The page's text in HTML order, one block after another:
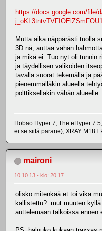
https://docs.google.com/file/
Mutta aika näppärästi tuolla
3D:nä, auttaa vähän
ja mikä ei. Tuo nyt oli tunnin
ja täydellisen valikoiden
tavalla suorat tekemällä ja
pienemmälläkin alueella
polttiksellakin vähän alueelle.
Hobao Hyper 7, The eHyper
ei se siitä parane), XRAY M18T
maironi
10.10.13 - klo: 20.17
olisko mitenkää et toi vika
kallistettu? mut muuten
auttelemaan talkoissa